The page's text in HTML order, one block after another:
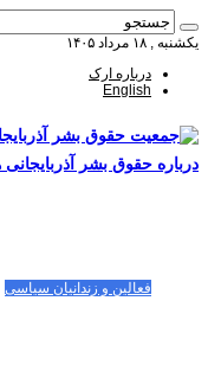
یکشنبه , ۱۸ مرداد ۱۴۰۵
درباره ارک
English
درباره حقوق بشر
فعالین و زندانیان سیاسی